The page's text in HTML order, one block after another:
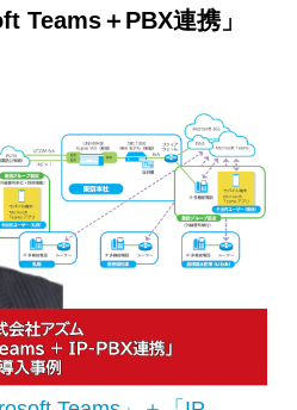
Teams＋PBX連携」